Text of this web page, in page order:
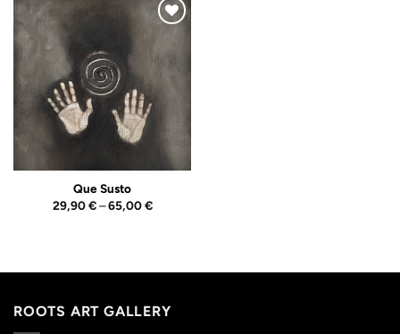
Que Susto
29,90€ – 65,00€Price
ROOTS ART GALLERY